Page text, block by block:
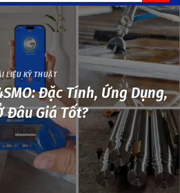
LIỆU KỸ THUẬT
Đặc Tính, Ứng Dụng,
Đâu Giá Tốt?